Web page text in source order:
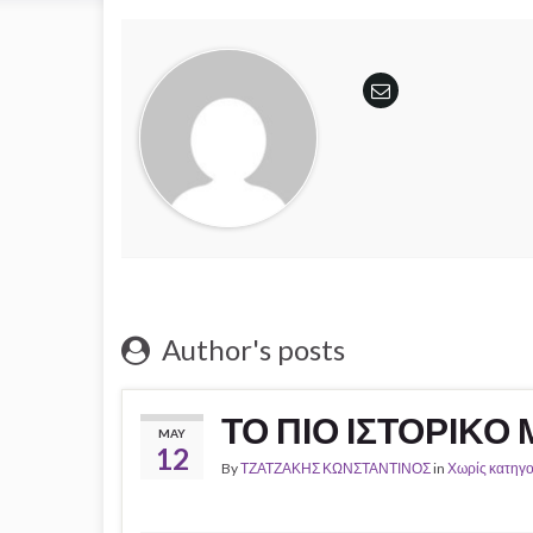
Author's posts
MAY
12
ΤΟ ΠΙΟ ΙΣΤΟΡΙΚΟ
ByΤΖΑΤΖΑΚΗΣ ΚΩΝΣΤΑΝΤΙΝΟΣin Χωρίς